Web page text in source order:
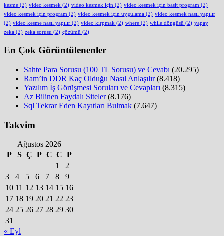
kesme (2) video kesmek (2) video kesmek için (2) video kesmek için basit program (2)
video kesmek için program (2) video kesmek için uygulama (2) video kesmek nasıl yapılır
(2) video kesme nasıl yapılır (2) video kırpmak (2) where (2) while döngüsü (2) yapay
zeka (2) zeka sorusu (2) çözümü (2)
En Çok Görüntülenenler
Sahte Para Sorusu (100 TL Sorusu) ve Cevabı (20.295)
Ram’in DDR Kaç Olduğu Nasıl Anlaşılır (8.418)
Yazılım İş Görüşmesi Soruları ve Cevapları (8.315)
Az Bilinen Faydalı Siteler (8.176)
Sql Tekrar Eden Kayıtları Bulmak (7.647)
Takvim
Ağustos 2026
P
S Ç P C C P
1
2
3
4 5 6 7 8
9
10 11 12 13 14 15 16
17 18 19 20 21 22 23
24 25 26 27 28 29 30
31
« Eyl